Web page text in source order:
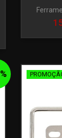
%